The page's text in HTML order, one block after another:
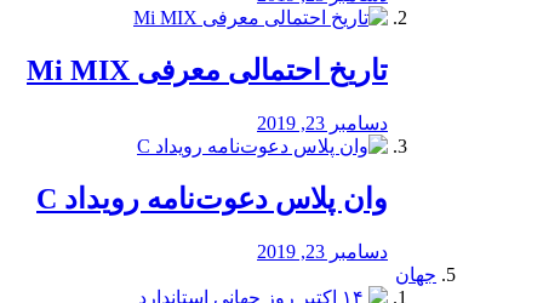
تاریخ احتمالی معرفی Mi MIX
دسامبر 23, 2019
وان پلاس دعوت‌نامه رویداد C
دسامبر 23, 2019
جهان